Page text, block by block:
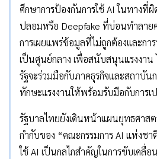
ศึกษาการป้องกันการใช้ AI ในทางที่ผิ
ปลอมหรือ Deepfake ที่บ่อนทำลาย
การเผยแพร่ข้อมูลที่ไม่ถูกต้องและก
เป็นศูนย์กลาง เพื่อสนับสนุนแรงงาน
รัฐจะร่วมมือกับภาคธุรกิจและสถาบัน
ทักษะแรงงานให้พร้อมรับมือกับการ
รัฐบาลไทยยังเดินหน้าแผนยุทธศาส
กำกับของ “คณะกรรมการ AI แห่งชา
ใช้ AI เป็นกลไกสำคัญในการขับเคลื่อ